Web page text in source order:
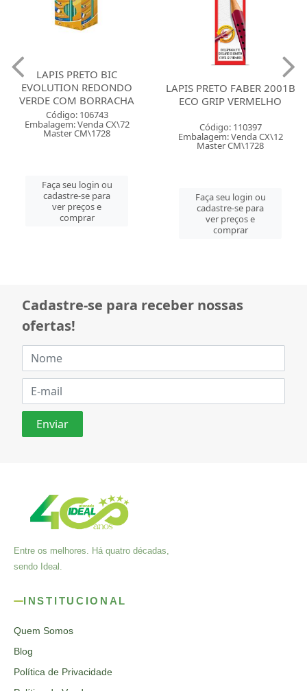
LAPIS PRETO BIC
EVOLUTION REDONDO
VERDE COM BORRACHA
Código: 106743
Embalagem: Venda CX\72
Master CM\1728
Faça seu login ou
cadastre-se para
ver preços e
comprar
LAPIS PRETO FABER 2001B
ECO GRIP VERMELHO
Código: 110397
Embalagem: Venda CX\12
Master CM\1728
Faça seu login ou
cadastre-se para
ver preços e
comprar
Cadastre-se para receber nossas
ofertas!
Entre os melhores. Há quatro décadas,
sendo Ideal.
INSTITUCIONAL
Quem Somos
Blog
Política de Privacidade